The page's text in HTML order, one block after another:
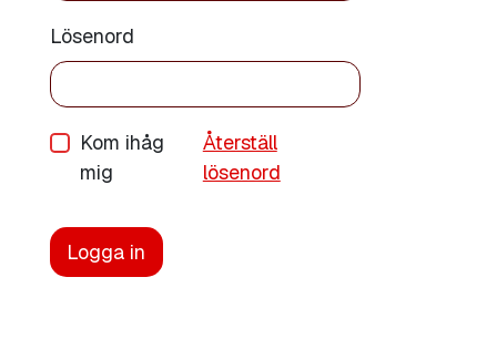
Lösenord
Kom ihåg
mig
Återställ
lösenord
Logga in